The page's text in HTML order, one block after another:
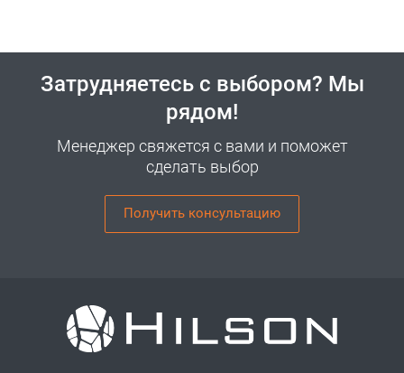
Затрудняетесь с выбором? Мы
рядом!
Менеджер свяжется с вами и поможет
сделать выбор
Получить консультацию